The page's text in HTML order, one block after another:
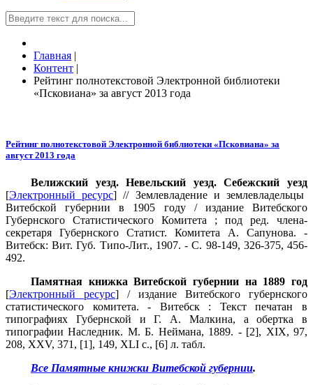
Главная |
Контент |
Рейтинг полнотекстовой Электронной библиотеки
«Псковиана» за август 2013 года
Рейтинг полнотекстовой Электронной библиотеки «Псковиана» за
август 2013 года
Велижский уезд. Невельский уезд. Себежский уезд
[Электронный ресурс] // Землевладение и землевладельцы
Витебской губернии в 1905 году / издание Витебского
Губернского Статистического Комитета ; под ред. члена-
секретаря Губернского Статист. Комитета А. Сапунова. -
Витебск: Вит. Губ. Типо-Лит., 1907. - С. 98-149, 326-375, 456-
492.
Памятная книжка Витебской губернии на 1889 год
[Электронный ресурс] / издание Витебского губернского
статистического комитета. - Витебск : Текст печатан в
типографиях Губернской и Г. А. Малкина, а обертка в
типографии Наследник. М. Б. Неймана, 1889. - [2], XIX, 97,
208, XXV, 371, [1], 149, XLI с., [6] л. табл.
Все Памятные книжки Витебской губернии.